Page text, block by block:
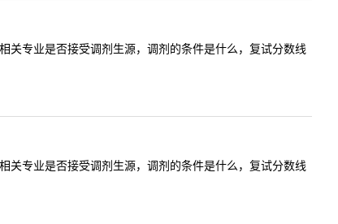
专业是否接受调剂生源，调剂的条件是什么，复试分数线
专业是否接受调剂生源，调剂的条件是什么，复试分数线